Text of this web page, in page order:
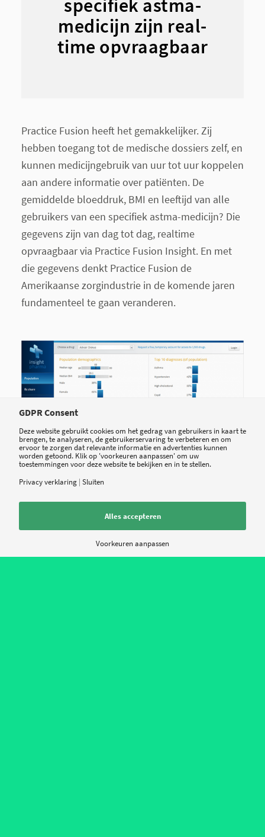
specifiek astma-
medicijn zijn real-
time opvraagbaar
Practice Fusion heeft het gemakkelijker. Zij
hebben toegang tot de medische dossiers zelf, en
kunnen medicijngebruik van uur tot uur koppelen
aan andere informatie over patiënten. De
gemiddelde bloeddruk, BMI en leeftijd van alle
gebruikers van een specifiek astma-medicijn? Die
gegevens zijn van dag tot dag, realtime
opvraagbaar via Practice Fusion Insight. En met
die gegevens denkt Practice Fusion de
Amerikaanse zorgindustrie in de komende jaren
fundamenteel te gaan veranderen.
Practice Fusion Insights: de realtime datadienst
Waar hebben we dat eerder gehoord, zullen
sceptici denken. Ook op het hoogtepunt van de
dotcom tijd beloofden technologiebedrijven een
complexe zorgvraagstukken. Het verschil met
GDPR Consent
Deze website gebruikt cookies om het gedrag van gebruikers in kaart te
brengen, te analyseren, de gebruikerservaring te verbeteren en om
ervoor te zorgen dat relevante informatie en advertenties kunnen
worden getoond. Klik op 'voorkeuren aanpassen' om uw
toestemmingen voor deze website te bekijken en in te stellen.
Privacy verklaring | Sluiten
Alles accepteren
Voorkeuren aanpassen